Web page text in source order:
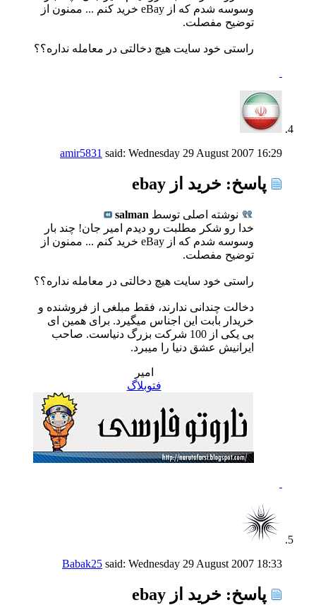
وسوسه شدم كه از eBay خرید کنم ... ممنون از
توضیح مفصلت.
راستی خود سایت هیچ دخالتی در معامله نداره؟؟
amir5831 said: Wednesday 29 August 2007 16:29
پاسخ: خرید از ebay
نوشته اصلی توسط salman
خدا رو شكر مطلبت رو دیدم امیر جان! چند بار
وسوسه شدم كه از eBay خرید کنم ... ممنون از
توضیح مفصلت.
راستی خود سایت هیچ دخالتی در معامله نداره؟؟
دخالت چندانی ندارند، فقط مبلغی از فروشنده و
خریدار بابت این اجناس میگیرد. برای همین ای
بی یکی از 100 شرکت بزرگ دنیاست. صاحب
ایرانیش عشق دنیا را میبرد.
امیر
فتوبلاگ
Babak25 said: Wednesday 29 August 2007 18:33
پاسخ: خرید از ebay